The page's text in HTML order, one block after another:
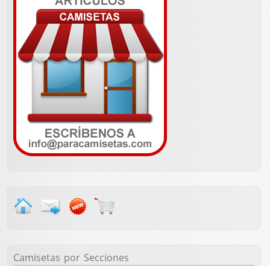
Camisetas por Secciones